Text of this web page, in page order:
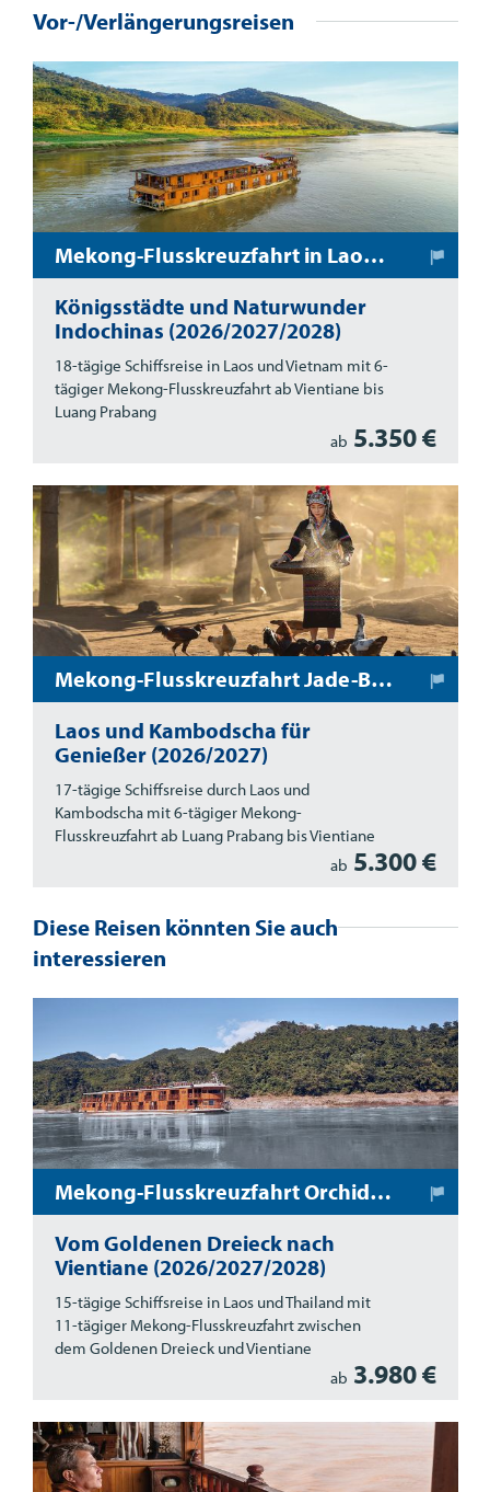
Vor-/Verlängerungsreisen
Mekong-Flusskreuzfahrt in Laos und Vietnam
Königsstädte und Naturwunder
Indochinas (2026/2027/2028)
18-tägige Schiffsreise in Laos und Vietnam mit 6-
tägiger Mekong-Flusskreuzfahrt ab Vientiane bis
Luang Prabang
ab 5.350 €
Mekong-Flusskreuzfahrt Jade-Buddha
Laos und Kambodscha für
Genießer (2026/2027)
17-tägige Schiffsreise durch Laos und
Kambodscha mit 6-tägiger Mekong-
Flusskreuzfahrt ab Luang Prabang bis Vientiane
ab 5.300 €
Diese Reisen könnten Sie auch
interessieren
Mekong-Flusskreuzfahrt Orchidee
Vom Goldenen Dreieck nach
Vientiane (2026/2027/2028)
15-tägige Schiffsreise in Laos und Thailand mit
11-tägiger Mekong-Flusskreuzfahrt zwischen
dem Goldenen Dreieck und Vientiane
ab 3.980 €